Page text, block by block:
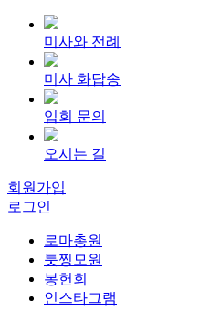
미사와 전례
미사 화답송
입회 문의
오시는 길
회원가입
로그인
로마총원
툿찡모원
봉헌회
인스타그램